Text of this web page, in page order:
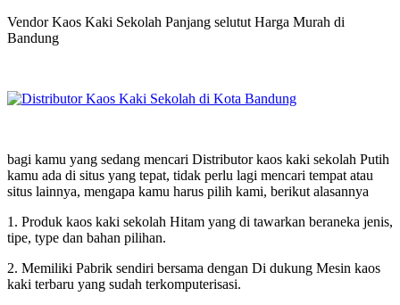
Vendor Kaos Kaki Sekolah Panjang selutut Harga Murah di
Bandung
bagi kamu yang sedang mencari Distributor kaos kaki sekolah Putih
kamu ada di situs yang tepat, tidak perlu lagi mencari tempat atau
situs lainnya, mengapa kamu harus pilih kami, berikut alasannya
1. Produk kaos kaki sekolah Hitam yang di tawarkan beraneka jenis,
tipe, type dan bahan pilihan.
2. Memiliki Pabrik sendiri bersama dengan Di dukung Mesin kaos
kaki terbaru yang sudah terkomputerisasi.